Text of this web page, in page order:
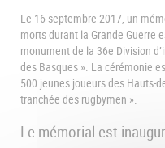
Le 16 septembre 2017, un
morts durant la Grande Guerre
monument de la 36e Division
des Basques ». La cérémonie
500 jeunes joueurs des Hauts-
tranchée des rugbymen ».
Le mémorial est